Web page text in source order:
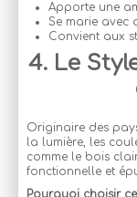
Apporte une
Se marie avec
Convient aux
4. Le
Originaire des
la lumière, les
comme le bois
fonctionnelle et